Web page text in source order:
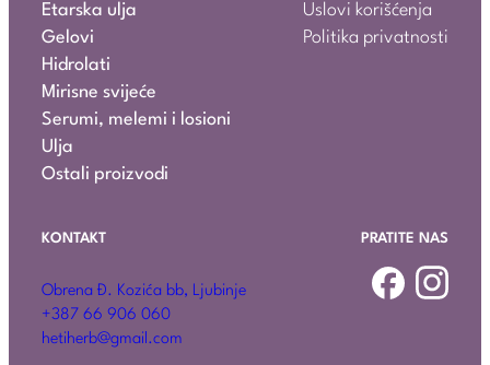
Etarska ulja
Gelovi
Hidrolati
Mirisne svijeće
Serumi, melemi i losioni
Ulja
Ostali proizvodi
Uslovi korišćenja
Politika privatnosti
KONTAKT
Obrena Đ. Kozića bb, Ljubinje
+387 66 906 060
hetiherb@gmail.com
PRATITE NAS